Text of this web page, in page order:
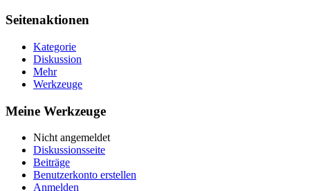
Seitenaktionen
Kategorie
Diskussion
Mehr
Werkzeuge
Meine Werkzeuge
Nicht angemeldet
Diskussionsseite
Beiträge
Benutzerkonto erstellen
Anmelden